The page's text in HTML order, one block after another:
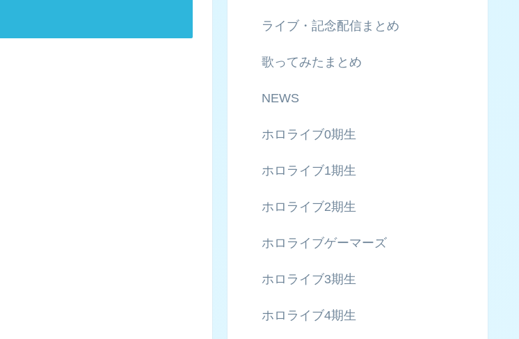
ライブ・記念配信まとめ
歌ってみたまとめ
NEWS
ホロライブ0期生
ホロライブ1期生
ホロライブ2期生
ホロライブゲーマーズ
ホロライブ3期生
ホロライブ4期生